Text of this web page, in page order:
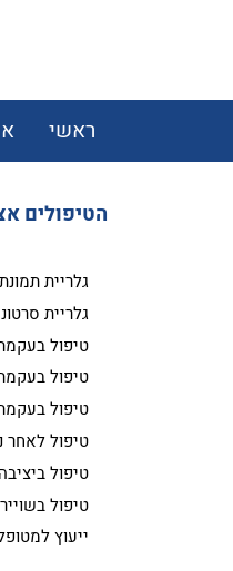
ראשי
הטיפולים
גלריית תמונת
גלריית
טיפול
טיפול
טיפול
טיפול לאחר
טיפול
טיפול
ייעוץ